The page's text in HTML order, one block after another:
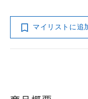
マイリストに追